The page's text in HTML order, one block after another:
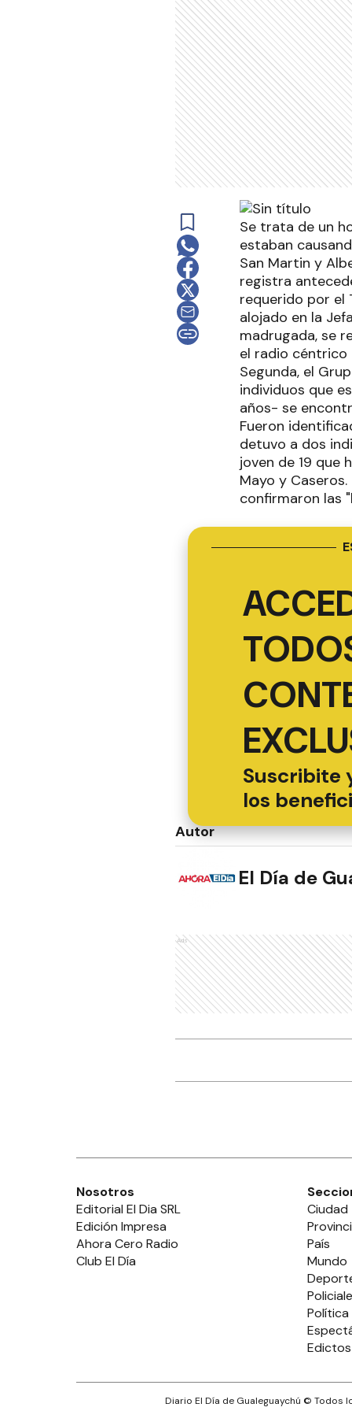
Se trata de un
estaban
San Martin y
registra
requerido por el
alojado en la
madrugada, se
el radio céntrico
Segunda, el
individuos que
años- se
Fueron
detuvo a dos
joven de 19 que
Mayo y
confirmaron las
Suscribite
los
Autor
El Día de
Ads
Nosotros
Editorial El Dia SRL
Edición Impresa
Ahora Cero Radio
Club El Día
Ciudad
País
Mundo
Política
Edictos
Diario El Día de Gualeguaychú © Todos